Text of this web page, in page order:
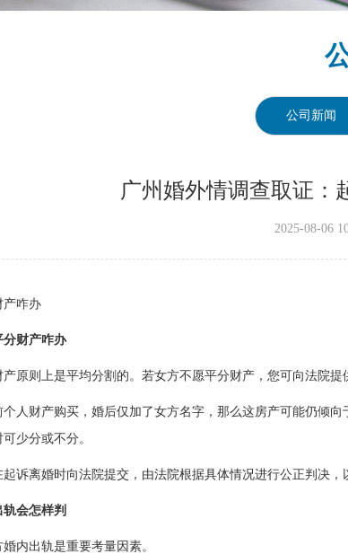
公司新闻
广州婚外情调查取证：
2025-08-06
产咋办
分财产咋办
原则上是平均分割的。若女方不愿平分财产，您可向法院
人财产购买，婚后仅加了女方名字，那么这房产可能仍倾
少分或不分。
诉离婚时向法院提交，由法院根据具体情况进行公正判决，
会怎样判
内出轨是重要考量因素。